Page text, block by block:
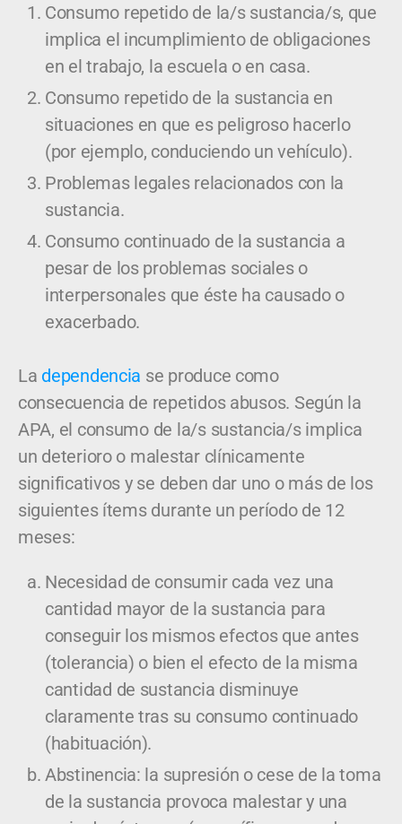
Consumo repetido de la/s sustancia/s, que
implica el incumplimiento de obligaciones
en el trabajo, la escuela o en casa.
Consumo repetido de la sustancia en
situaciones en que es peligroso hacerlo
(por ejemplo, conduciendo un vehículo).
Problemas legales relacionados con la
sustancia.
Consumo continuado de la sustancia a
pesar de los problemas sociales o
interpersonales que éste ha causado o
exacerbado.
La dependencia se produce como
consecuencia de repetidos abusos. Según la
APA, el consumo de la/s sustancia/s implica
un deterioro o malestar clínicamente
significativos y se deben dar uno o más de los
siguientes ítems durante un período de 12
meses:
Necesidad de consumir cada vez una
cantidad mayor de la sustancia para
conseguir los mismos efectos que antes
(tolerancia) o bien el efecto de la misma
cantidad de sustancia disminuye
claramente tras su consumo continuado
(habituación).
Abstinencia: la supresión o cese de la toma
de la sustancia provoca malestar y una